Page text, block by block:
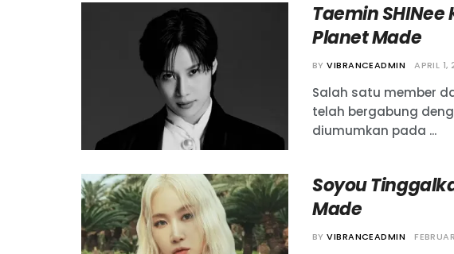
Taemin
Planet Made
BY VIBRANCEADMIN APRIL 1,
Salah satu member
telah bergabung
diumumkan pada ...
Soyou
Made
BY VIBRANCEADMIN